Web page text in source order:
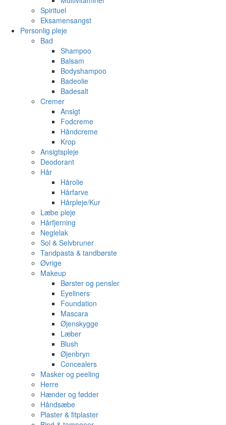
Spirituel
Eksamensangst
Personlig pleje
Bad
Shampoo
Balsam
Bodyshampoo
Badeolie
Badesalt
Cremer
Ansigt
Fodcreme
Håndcreme
Krop
Ansigtspleje
Deodorant
Hår
Hårolie
Hårfarve
Hårpleje/Kur
Læbe pleje
Hårfjerning
Neglelak
Sol & Selvbruner
Tandpasta & tandbørste
Øvrige
Makeup
Børster og pensler
Eyeliners
Foundation
Mascara
Øjenskygge
Læber
Blush
Øjenbryn
Concealers
Masker og peeling
Herre
Hænder og fødder
Håndsæbe
Plaster & fitplaster